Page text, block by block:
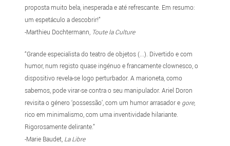
proposta muito bela, inesperada e até refrescante. Em resumo:
um espetáculo a descobrir!”
-Marthieu Dochtermann, Toute la Culture
“Grande especialista do teatro de objetos (...). Divertido e com
humor, num registo quase ingénuo e francamente clownesco, o
dispositivo revela-se logo perturbador. A marioneta, como
sabemos, pode virar-se contra o seu manipulador. Ariel Doron
revisita o género ‘possessão’, com um humor arrasador e gore,
rico em minimalismo, com uma inventividade hilariante.
Rigorosamente delirante.”
-Marie Baudet, La Libre